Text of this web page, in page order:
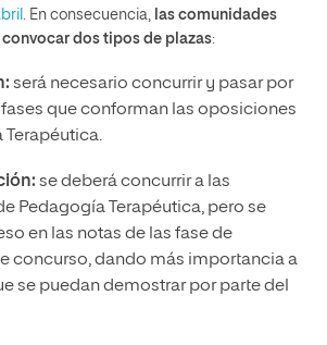
. En consecuencia,
las comunidades
dos tipos de plazas:
será necesario concurrir y pasar por
fases que conforman las oposiciones
se deberá concurrir a las
Pedagogía Terapéutica, pero se
en las notas de las fase de
concurso, dando más importancia a
se puedan demostrar por parte del